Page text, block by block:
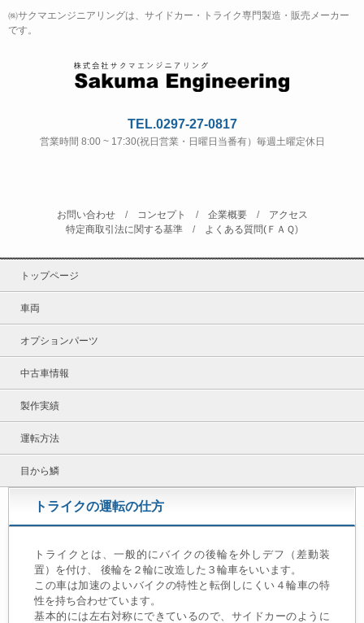
㈱サクマエンジニアリングは、サイドカー・トライク専門製造・販売メーカー
です。
TEL.0297-27-0817
営業時間 8:00 ~ 17:30(祝日営業・日曜日当番有）毎週土曜定休日
お問い合わせ/ コンセプト / 企業概要/
アクセス
特定商取引法に関する基準 / よくある質問(ＦＡＱ)
トップページ
車両
オプションパーツ
中古車情報
製作実績
運転方法
目から鱗
トライクの運転の仕方
トライクとは、一般的にバイクの後輪を外しデフ（差動装
置）を付け、 後輪を２輪に改造した３輪車をいいます。
この車は加速のよいバイクの特性と転倒しにくい４輪車の特
性を持ち合わせています。
基本的には左右対称にできているので、サイドカーのように